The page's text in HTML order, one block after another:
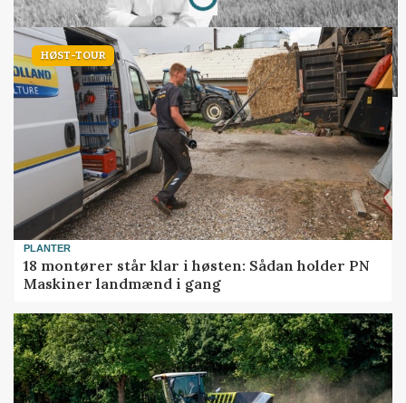
HØST-TOUR
PLANTER
18 montører står klar i høsten: Sådan holder PN
Maskiner landmænd i gang